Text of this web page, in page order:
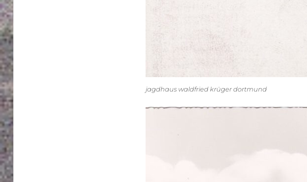
jagdhaus waldfried krüger dortmund